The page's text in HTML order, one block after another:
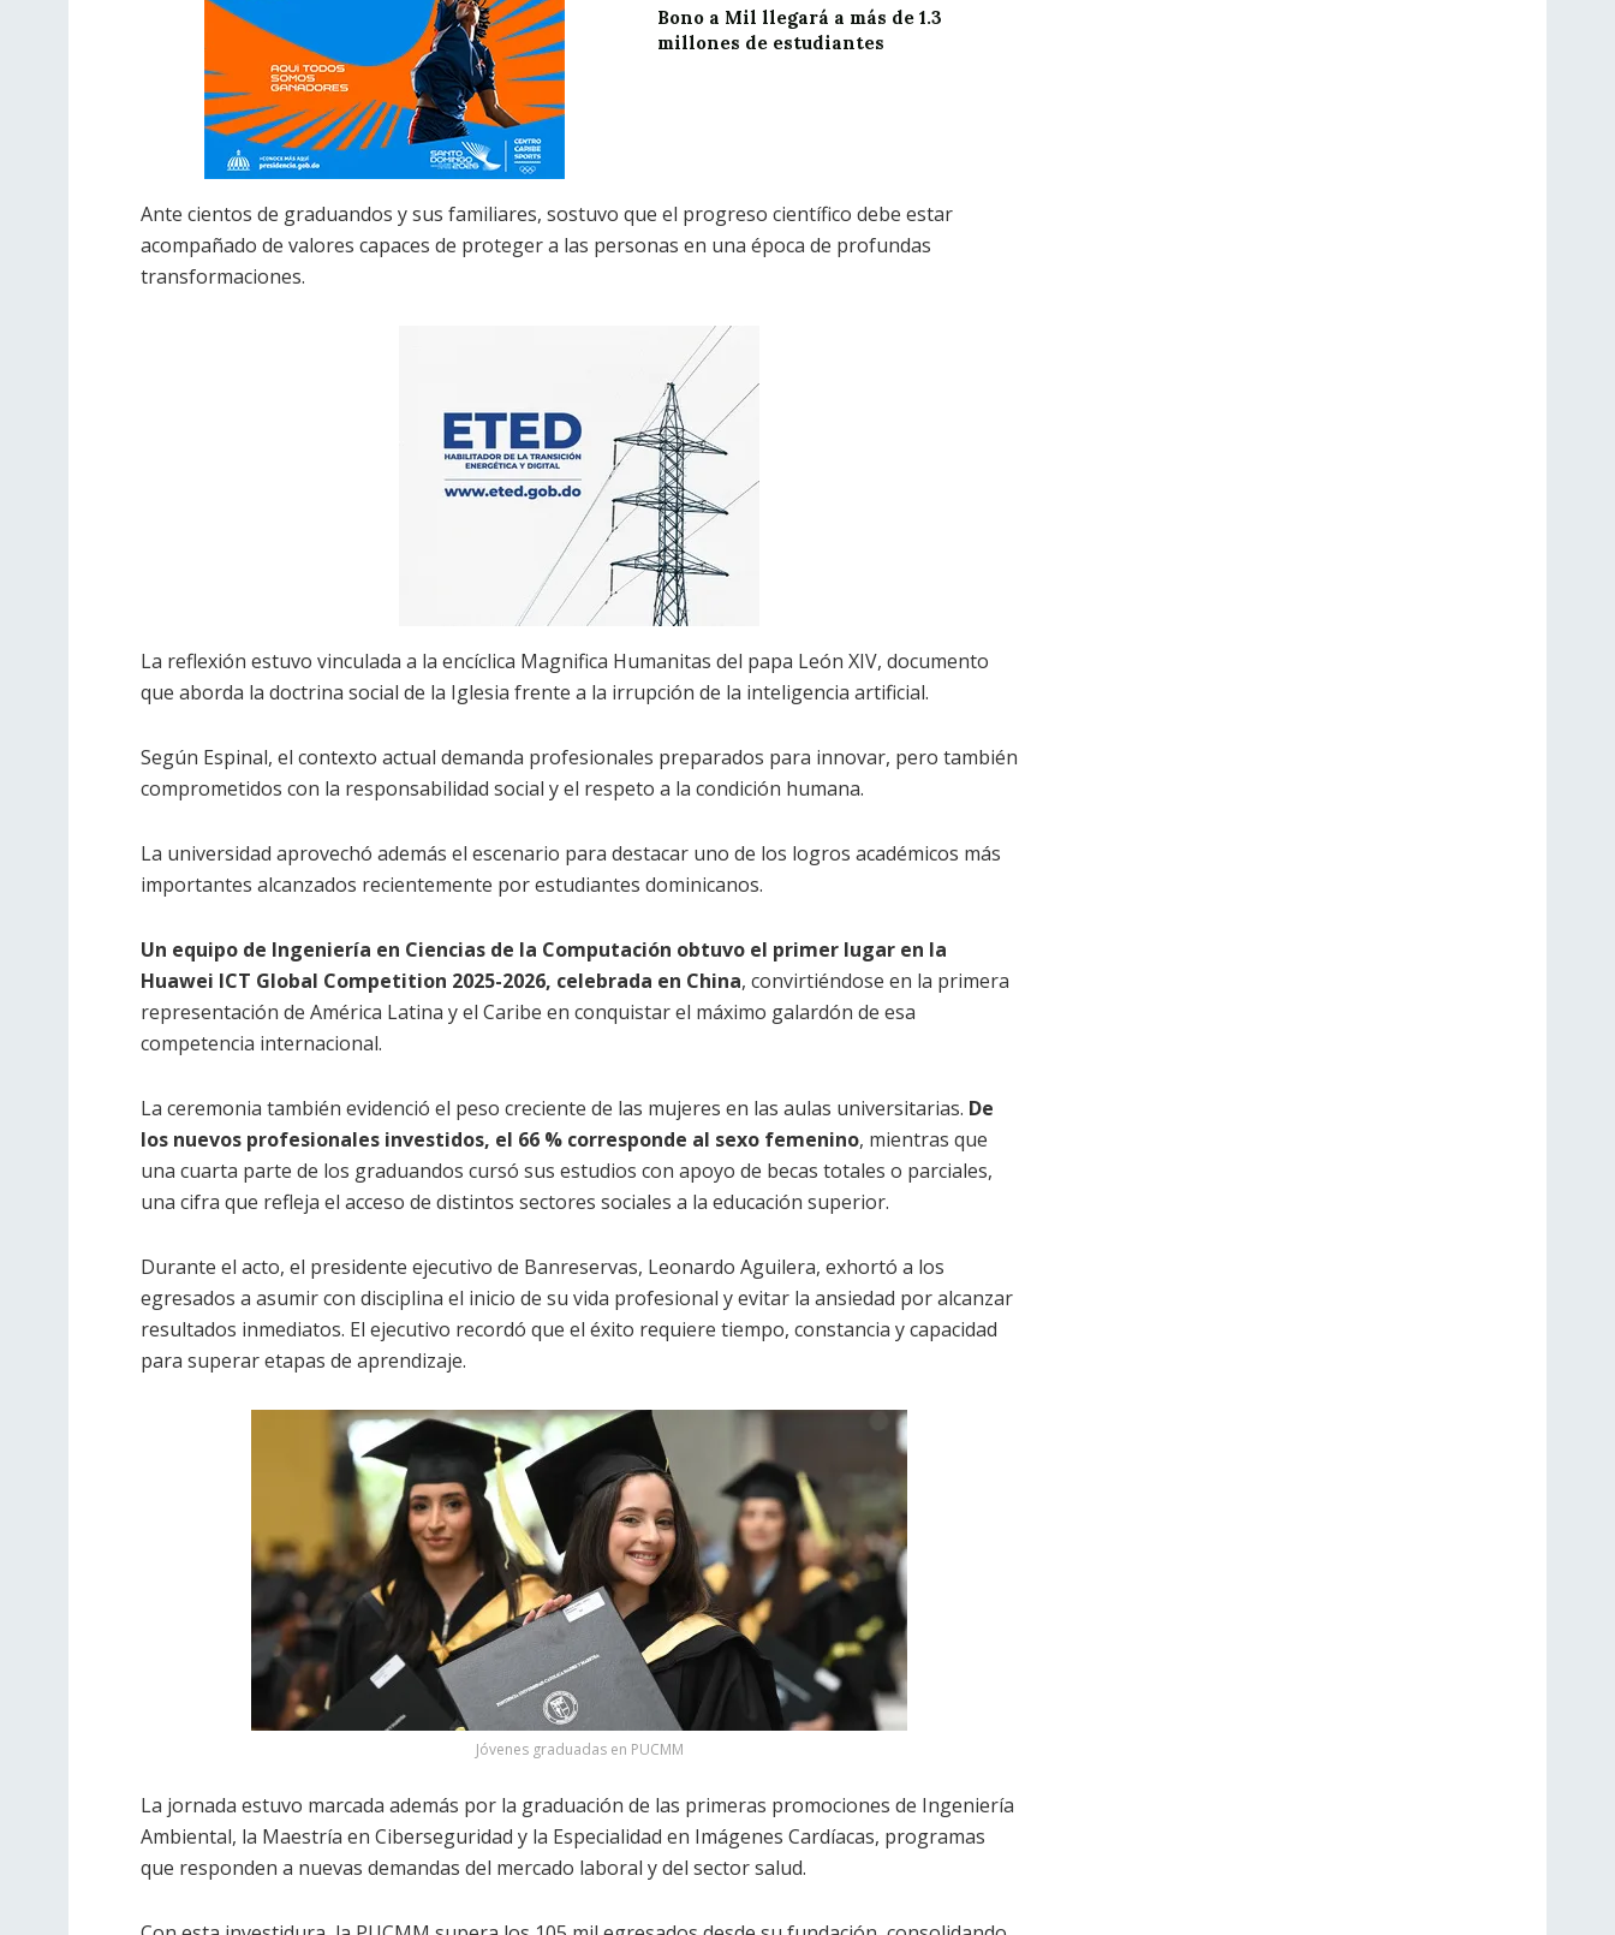
Bono a Mil llegará a más de 1.3
millones de estudiantes
Ante cientos de graduandos y sus familiares, sostuvo que el progreso científico debe estar
acompañado de valores capaces de proteger a las personas en una época de profundas
transformaciones.
La reflexión estuvo vinculada a la encíclica Magnifica Humanitas del papa León XIV, documento
que aborda la doctrina social de la Iglesia frente a la irrupción de la inteligencia artificial.
Según Espinal, el contexto actual demanda profesionales preparados para innovar, pero también
comprometidos con la responsabilidad social y el respeto a la condición humana.
La universidad aprovechó además el escenario para destacar uno de los logros académicos más
importantes alcanzados recientemente por estudiantes dominicanos.
Un equipo de Ingeniería en Ciencias de la Computación obtuvo el primer lugar en la
Huawei ICT Global Competition 2025-2026, celebrada en China, convirtiéndose en la primera
representación de América Latina y el Caribe en conquistar el máximo galardón de esa
competencia internacional.
La ceremonia también evidenció el peso creciente de las mujeres en las aulas universitarias. De
los nuevos profesionales investidos, el 66 % corresponde al sexo femenino, mientras que
una cuarta parte de los graduandos cursó sus estudios con apoyo de becas totales o parciales,
una cifra que refleja el acceso de distintos sectores sociales a la educación superior.
Durante el acto, el presidente ejecutivo de Banreservas, Leonardo Aguilera, exhortó a los
egresados a asumir con disciplina el inicio de su vida profesional y evitar la ansiedad por alcanzar
resultados inmediatos. El ejecutivo recordó que el éxito requiere tiempo, constancia y capacidad
para superar etapas de aprendizaje.
Jóvenes graduadas en PUCMM
La jornada estuvo marcada además por la graduación de las primeras promociones de Ingeniería
Ambiental, la Maestría en Ciberseguridad y la Especialidad en Imágenes Cardíacas, programas
que responden a nuevas demandas del mercado laboral y del sector salud.